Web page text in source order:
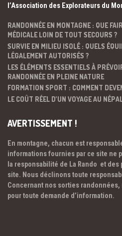
l’Association des Explorateurs du
RANDONNÉE EN MONTAGNE : QUE
MÉDICALE LOIN DE TOUT SECOURS ?
SURVIE EN MILIEU ISOLÉ : QUELS
LÉGALEMENT AUTORISÉS ?
LES ÉLÉMENTS ESSENTIELS À
RANDONNÉE EN PLEINE NATURE
FORMATION SPORT : COMMENT
LE COÛT RÉEL D’UN VOYAGE AU
AVERTISSEMENT !
En montagne, chacun est
informations fournies par ce site ne
la responsabilité de La Rando et
site. Nous déclinons toute
Concernant nos sorties randonnées,
pour toute demande d’information.